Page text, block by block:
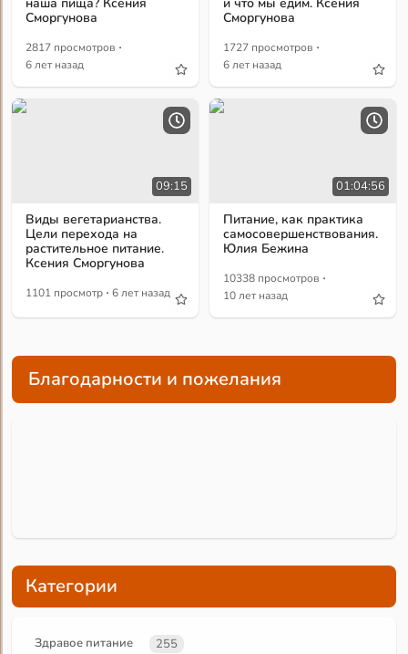
Сморгунова
2817 просмотров ·
6 лет назад
Сморгунова
1727 просмотров ·
6 лет назад
09:15
Виды вегетарианства.
Цели перехода на
растительное питание.
Ксения Сморгунова
1101 просмотр · 6 лет назад
01:04:56
Питание, как практика
самосовершенствования.
Юлия Бежина
10338 просмотров ·
10 лет назад
Благодарности и пожелания
Категории
Здравое питание 255